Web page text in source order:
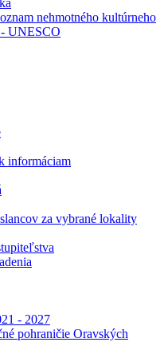
nehmotného kultúrneho
UNESCO
informáciam
za vybrané lokality
- 2027
pohraničie Oravských